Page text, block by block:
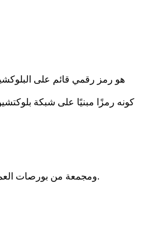
كونه رمزًا مبنيًا على شبكة
بيانات أسعار Digimon Rabbit مقدمة من CoinMarketCap ومجمعة من بورصات العملات المشفرة الرائدة في جميع أنحاء العالم. يتم تحديث الأسعار في الوقت الفعلي لتعكس ظروف السوق الحالية.